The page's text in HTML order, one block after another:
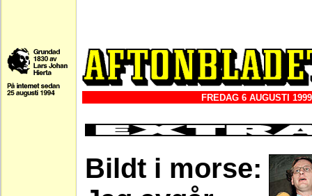
FREDAG 6 AUGUSTI 1999
Bildt i morse: